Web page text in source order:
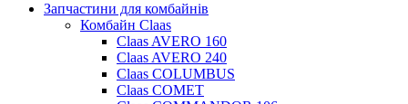
Запчастини для комбайнів
Комбайн Claas
Claas AVERO 160
Claas AVERO 240
Claas COLUMBUS
Claas COMET